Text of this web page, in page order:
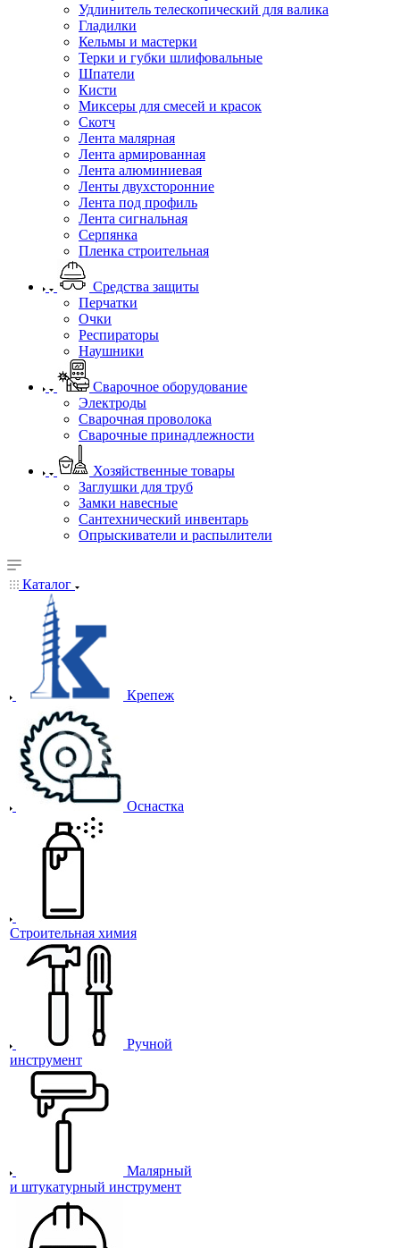
Удлинитель телескопический для валика
Гладилки
Кельмы и мастерки
Терки и губки шлифовальные
Шпатели
Кисти
Миксеры для смесей и красок
Скотч
Лента малярная
Лента армированная
Лента алюминиевая
Ленты двухсторонние
Лента под профиль
Лента сигнальная
Серпянка
Пленка строительная
Средства защиты
Перчатки
Очки
Респираторы
Наушники
Сварочное оборудование
Электроды
Сварочная проволока
Сварочные принадлежности
Хозяйственные товары
Заглушки для труб
Замки навесные
Сантехнический инвентарь
Опрыскиватели и распылители
Каталог
Крепеж
Оснастка
Строительная химия
Ручной
инструмент
Малярный
и штукатурный инструмент